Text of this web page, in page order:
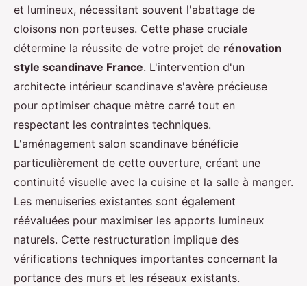
et lumineux, nécessitant souvent l'abattage de
cloisons non porteuses. Cette phase cruciale
détermine la réussite de votre projet de rénovation
style scandinave France. L'intervention d'un
architecte intérieur scandinave s'avère précieuse
pour optimiser chaque mètre carré tout en
respectant les contraintes techniques.
L'aménagement salon scandinave bénéficie
particulièrement de cette ouverture, créant une
continuité visuelle avec la cuisine et la salle à manger.
Les menuiseries existantes sont également
réévaluées pour maximiser les apports lumineux
naturels. Cette restructuration implique des
vérifications techniques importantes concernant la
portance des murs et les réseaux existants.